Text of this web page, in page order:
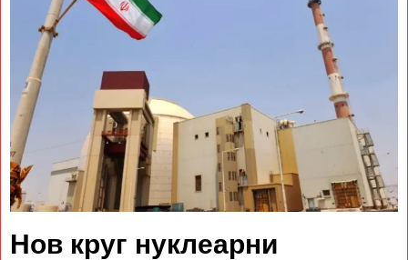
Нов круг нуклеарни